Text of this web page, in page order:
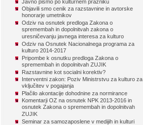
Javno pismo po kulturnem prazniku
Objavili smo cenik za razstavnine in avtorske
honorarje umetnikov
Odziv na osnutek predloga Zakona o
spremembah in dopolnitvah zakona o
uresničevanju javnega interesa za kulturo
Odziv na Osnutek Nacionalnega programa za
kulturo 2014-2017
Pripombe k osnutku predloga Zakona o
spremembah in dopolnitvah ZUJIK
Razstavnine kot socialni korektiv?
Interventni zakon: Poziv Ministrstvu za kulturo za
vključitev v pogajanja
Plačilo akontacije dohodnine za normirance
Komentarji OZ na osnutek NPK 2013-2016 in
osnutek Zakona o spremembah in dopolnitvah
ZUJIK
Seminar za samozaposlene v medijih in kulturi